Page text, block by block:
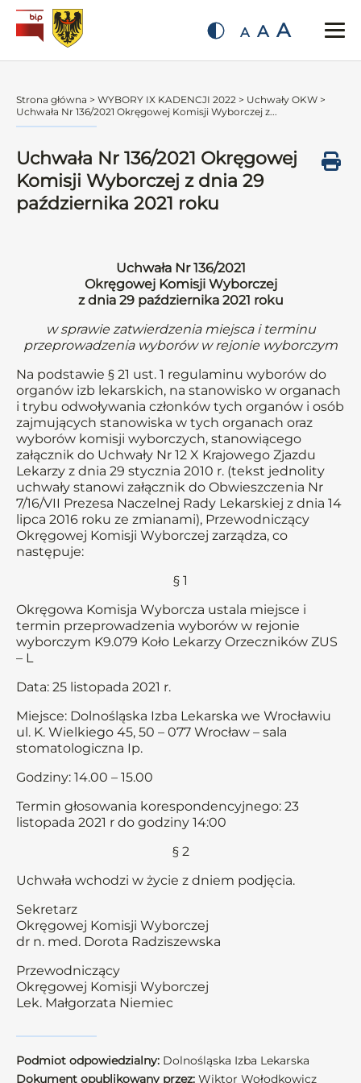
A A A
Strona główna > WYBORY IX KADENCJI 2022 > Uchwały OKW >
Uchwała Nr 136/2021 Okręgowej Komisji Wyborczej z...
Uchwała Nr 136/2021 Okręgowej
Komisji Wyborczej z dnia 29
października 2021 roku
Uchwała Nr 136/2021
Okręgowej Komisji Wyborczej
z dnia 29 października 2021 roku
w sprawie zatwierdzenia miejsca i terminu
przeprowadzenia wyborów w rejonie wyborczym
Na podstawie § 21 ust. 1 regulaminu wyborów do
organów izb lekarskich, na stanowisko w organach
i trybu odwoływania członków tych organów i osób
zajmujących stanowiska w tych organach oraz
wyborów komisji wyborczych, stanowiącego
załącznik do Uchwały Nr 12 X Krajowego Zjazdu
Lekarzy z dnia 29 stycznia 2010 r. (tekst jednolity
uchwały stanowi załącznik do Obwieszczenia Nr
7/16/VII Prezesa Naczelnej Rady Lekarskiej z dnia 14
lipca 2016 roku ze zmianami), Przewodniczący
Okręgowej Komisji Wyborczej zarządza, co
następuje:
§ 1
Okręgowa Komisja Wyborcza ustala miejsce i
termin przeprowadzenia wyborów w rejonie
wyborczym K9.079 Koło Lekarzy Orzeczników ZUS
– L
Data: 25 listopada 2021 r.
Miejsce: Dolnośląska Izba Lekarska we Wrocławiu
ul. K. Wielkiego 45, 50 – 077 Wrocław – sala
stomatologiczna Ip.
Godziny: 14.00 – 15.00
Termin głosowania korespondencyjnego: 23
listopada 2021 r do godziny 14:00
§ 2
Uchwała wchodzi w życie z dniem podjęcia.
Sekretarz
Okręgowej Komisji Wyborczej
dr n. med. Dorota Radziszewska
Przewodniczący
Okręgowej Komisji Wyborczej
Lek. Małgorzata Niemiec
Podmiot odpowiedzialny: Dolnośląska Izba Lekarska
Dokument opublikowany przez: Wiktor Wołodkowicz